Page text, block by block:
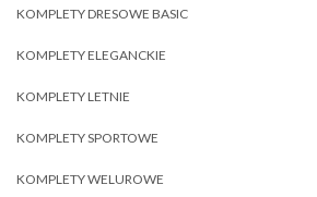
KOMPLETY DRESOWE BASIC
KOMPLETY ELEGANCKIE
KOMPLETY LETNIE
KOMPLETY SPORTOWE
KOMPLETY WELUROWE